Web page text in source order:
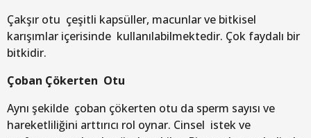
Çakşır otu çeşitli kapsüller, macunlar ve bitkisel
karışımlar içerisinde kullanılabilmektedir. Çok faydalı bir
bitkidir.
Çoban Çökerten Otu
Aynı şekilde çoban çökerten otu da sperm sayısı ve
hareketliliğini arttırıcı rol oynar. Cinsel istek ve